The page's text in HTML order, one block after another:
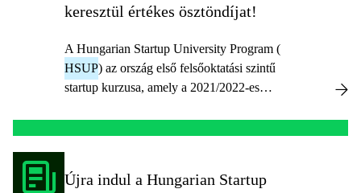
HSUP).
keresztül értékes ösztöndíjat!
A Hungarian Startup University Program (
HSUP) az ország első felsőoktatási szintű
startup kurzusa, amely a 2021/2022-es
Újra indul a Hungarian Startup